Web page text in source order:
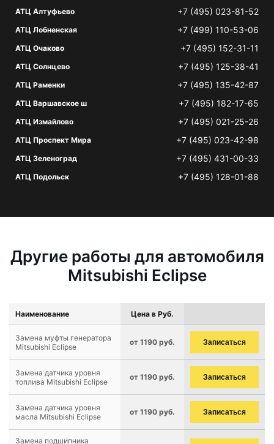
АТЦ Алтуфьево +7 (495) 023-81-52
АТЦ Лобненская +7 (499) 110-53-06
АТЦ Очаково +7 (495) 152-31-11
АТЦ Солнцево +7 (495) 125-38-41
АТЦ Раменки +7 (495) 135-42-87
АТЦ Варшавское ш +7 (495) 182-17-65
АТЦ Измайлово +7 (495) 021-25-26
АТЦ Проспект Мира +7 (495) 023-42-98
АТЦ Зеленоград +7 (495) 431-00-33
АТЦ Подольск +7 (495) 128-01-88
Другие работы для автомобиля
Mitsubishi Eclipse
Наименование Цена в Руб.
Замена муфты генератора
Mitsubishi Eclipse
от 1190 руб. Записаться
Замена датчика уровня
топлива Mitsubishi Eclipse
от 1190 руб. Записаться
Замена датчика уровня
масла Mitsubishi Eclipse
от 1190 руб. Записаться
Замена подшипника